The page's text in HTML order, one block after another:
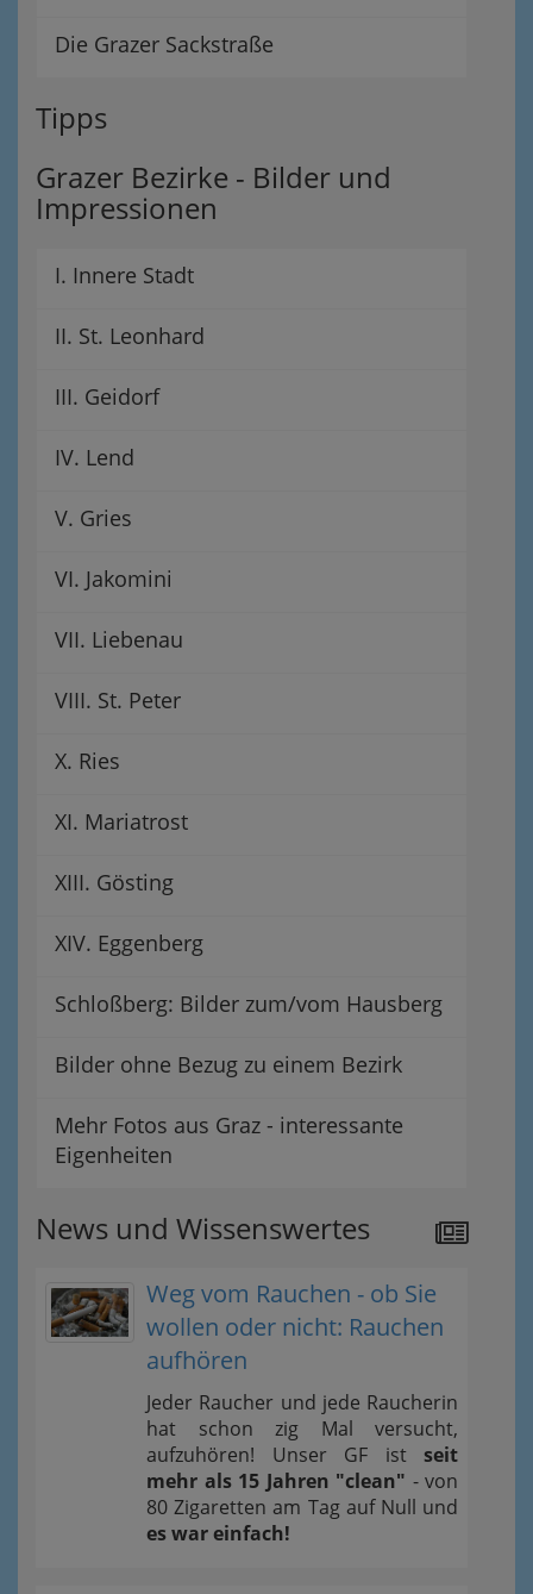
Die Grazer Sackstraße
Tipps
Grazer Bezirke - Bilder und
Impressionen
I. Innere Stadt
II. St. Leonhard
III. Geidorf
IV. Lend
V. Gries
VI. Jakomini
VII. Liebenau
VIII. St. Peter
X. Ries
XI. Mariatrost
XIII. Gösting
XIV. Eggenberg
Schloßberg: Bilder zum/vom Hausberg
Bilder ohne Bezug zu einem Bezirk
Mehr Fotos aus Graz - interessante
Eigenheiten
News und Wissenswertes
Weg vom Rauchen - ob Sie
wollen oder nicht: Rauchen
aufhören
Jeder Raucher und jede Raucherin
hat schon zig Mal versucht,
aufzuhören! Unser GF ist seit
mehr als 15 Jahren "clean" - von
80 Zigaretten am Tag auf Null und
es war einfach!